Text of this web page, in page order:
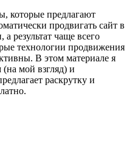
которые предлагают
продвигать сайт в
результат чаще всего
технологии продвижения
В этом материале я
мой взгляд) и
раскрутку и